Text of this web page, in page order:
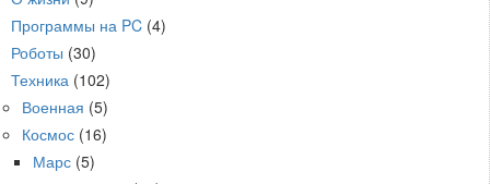
Программы на PC (4)
Роботы (30)
Техника (102)
Военная (5)
Космос (16)
Марс (5)